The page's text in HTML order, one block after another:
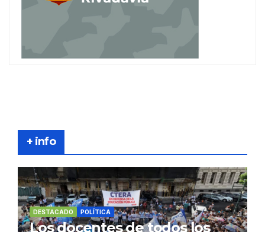
+ info
DESTACADO POLÍTICA
Los docentes de todos los